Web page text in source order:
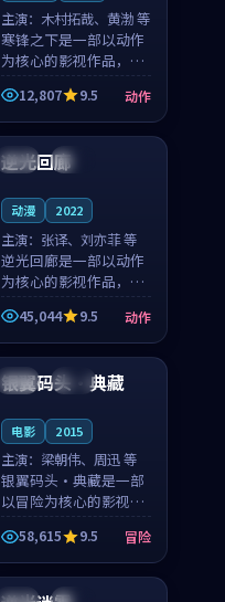
主演： 木村拓哉、黄渤 等
寒锋之下是一部以动作
为核心的影视作品，围
绕危机、反转与人物成
长展开，整体节奏紧
凑，值得推荐观看。
12,807 9.5 动作
美国 完结
逆光回廊
动漫 2022
主演： 张译、刘亦菲 等
逆光回廊是一部以动作
为核心的影视作品，围
绕危机、反转与人物成
长展开，整体节奏紧
凑，值得推荐观看。
45,044 9.5 动作
中国 热播
银翼码头·典藏
电影 2015
主演： 梁朝伟、周迅 等
银翼码头·典藏是一部
以冒险为核心的影视作
品，围绕危机、反转与
人物成长展开，整体节
奏紧凑，值得推荐观
看。
58,615 9.5 冒险